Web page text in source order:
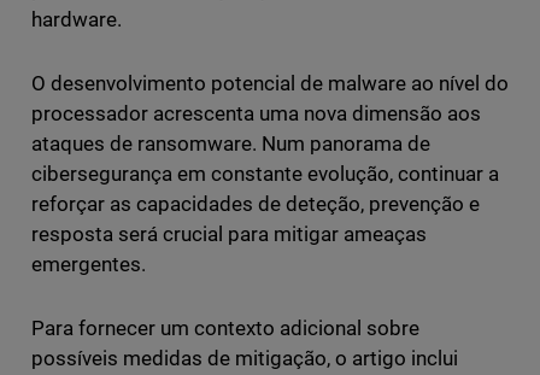
hardware.
O desenvolvimento potencial de malware ao nível do
processador acrescenta uma nova dimensão aos
ataques de ransomware. Num panorama de
cibersegurança em constante evolução, continuar a
reforçar as capacidades de deteção, prevenção e
resposta será crucial para mitigar ameaças
emergentes.
Para fornecer um contexto adicional sobre
possíveis medidas de mitigação, o artigo inclui